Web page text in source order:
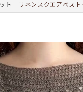
ト リネンスクエアベス